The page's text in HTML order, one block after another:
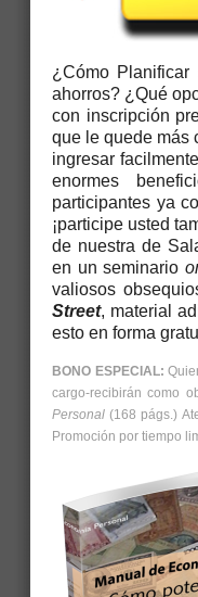
¿Cómo
ahorros? ¿Qué
con inscripción
que le quede más
ingresar
enormes
participantes ya
¡participe usted
de nuestra de
en un seminario
valiosos
Street, material
esto en forma
BONO ESPECIAL:
cargo-recibirán como
Personal (168 págs.)
Promoción por tiempo